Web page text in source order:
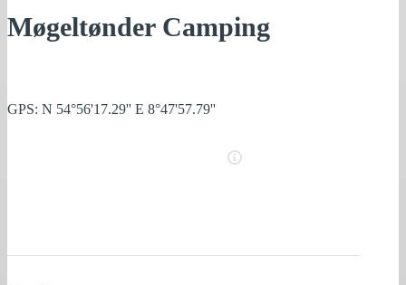
Møgeltønder Camping
GPS: N 54°56'17.29'' E 8°47'57.79''